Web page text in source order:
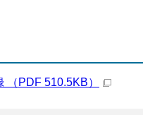
PDF 510.5KB）